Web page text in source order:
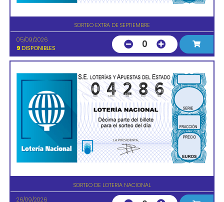
SORTEO EXTRA DE SEPTIEMBRE
05/09/2026
9 DISPONIBLES 0
SORTEO DE LOTERIA NACIONAL
26/09/2026